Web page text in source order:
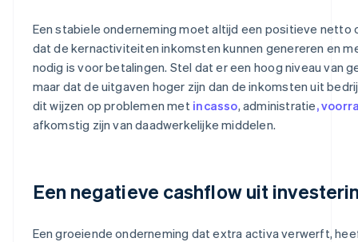
Een stabiele onderneming moet altijd een positieve netto
dat de kernactiviteiten inkomsten kunnen genereren en
nodig is voor betalingen. Stel dat er een hoog niveau van
maar dat de uitgaven hoger zijn dan de inkomsten uit
dit wijzen op problemen met incasso, administratie,
afkomstig zijn van daadwerkelijke middelen.
Een negatieve cashflow uit
Een groeiende onderneming dat extra activa verwerft,